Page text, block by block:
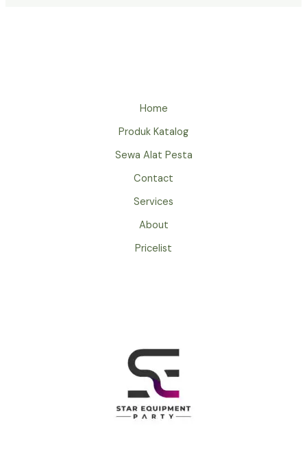
Home
Produk Katalog
Sewa Alat Pesta
Contact
Services
About
Pricelist